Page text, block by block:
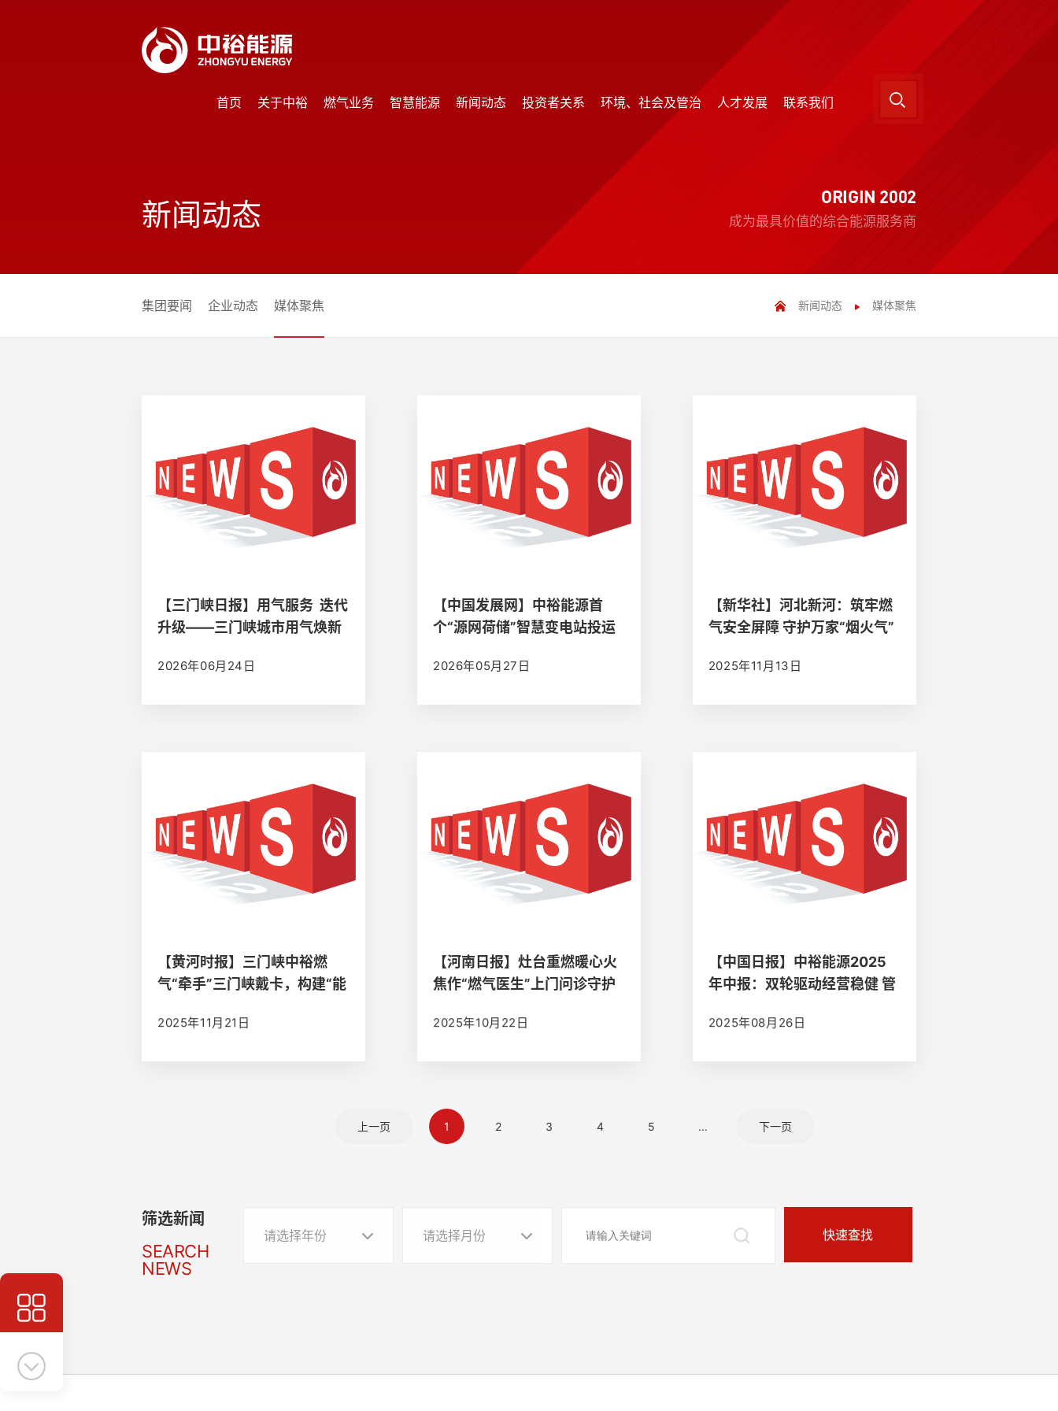
首页
关于中裕
燃气业务
智慧能源
新闻动态
投资者关系
环境、社会及管治
环境、社会及管治
人才发展
联系我们
新闻动态 ORIGIN 2002
成为最具价值的综合能源服务商
集团要闻 企业动态 媒体聚焦 新闻动态 媒体聚焦
【三门峡日报】用气服务 迭代
升级——三门峡城市用气焕新
2026年06月24日
【中国发展网】中裕能源首
个“源网荷储”智慧变电站投运
2026年05月27日
【新华社】河北新河：筑牢燃
气安全屏障 守护万家“烟火气”
2025年11月13日
【黄河时报】三门峡中裕燃
气“牵手”三门峡戴卡，构建“能
2025年11月21日
【河南日报】灶台重燃暖心火
焦作“燃气医生”上门问诊守护
2025年10月22日
【中国日报】中裕能源2025
年中报：双轮驱动经营稳健 管
2025年08月26日
上一页 1 2 3 4 5 ... 下一页
筛选新闻
SEARCH
NEWS
请选择年份 请选择月份 快速查找